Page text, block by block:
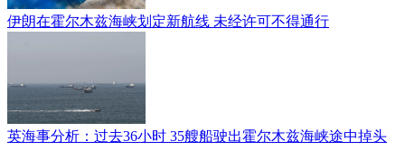
伊朗在霍尔木兹海峡划定新航线 未经许可不得通行
英海事分析：过去36小时 35艘船驶出霍尔木兹海峡途中掉头